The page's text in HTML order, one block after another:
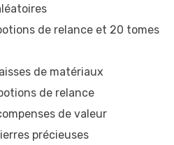
de relance et 20 tomes
de matériaux
de relance
de valeur
précieuses